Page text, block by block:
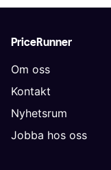
PriceRunner
Om oss
Kontakt
Nyhetsrum
Jobba hos oss